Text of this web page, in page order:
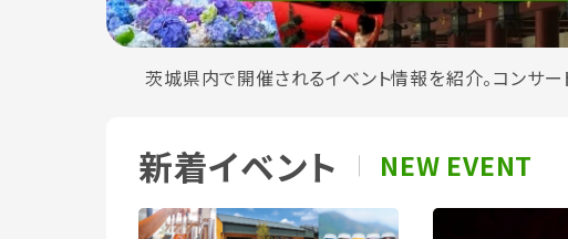
茨城県内で開催されるイベント情報を紹介。コンサー
新着イベント NEW EVENT